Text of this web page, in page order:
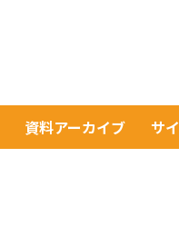
資料アーカイブ サ